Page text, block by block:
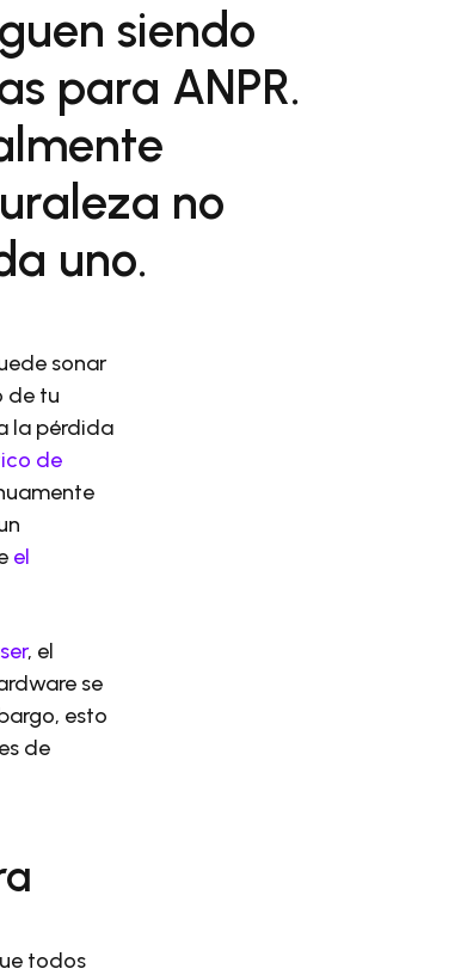
siendo
para ANPR.
no
uno.
sonar
de tu
la pérdida
de
el
, el
se
esto
de
todos